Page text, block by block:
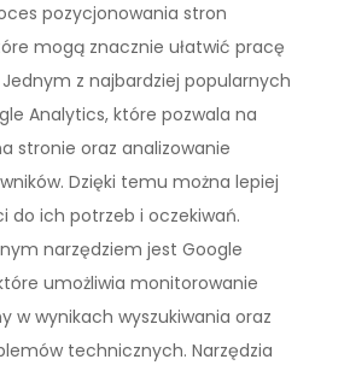
pozycjonowania stron
mogą znacznie ułatwić pracę
Jednym z najbardziej popularnych
Analytics, które pozwala na
stronie oraz analizowanie
Dzięki temu można lepiej
do ich potrzeb i oczekiwań.
narzędziem jest Google
umożliwia monitorowanie
w wynikach wyszukiwania oraz
technicznych. Narzędzia